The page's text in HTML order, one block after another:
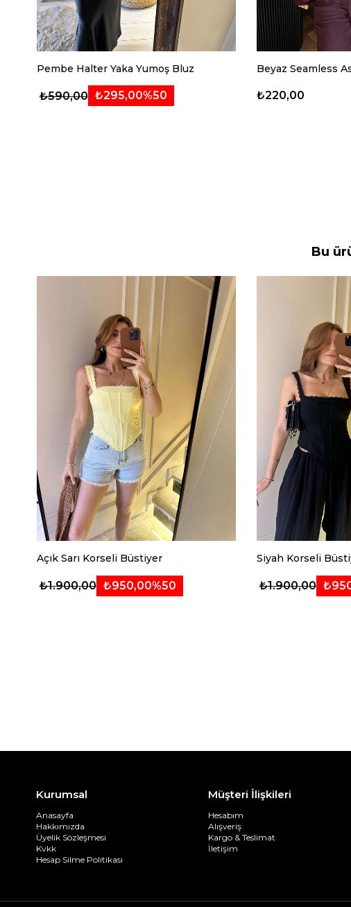
Pembe Halter Yaka Yumoş Bluz
₺295,00%50
₺590,00
Beyaz Seamless
₺220,00
Bu
Açık Sarı Korseli Büstiyer
₺950,00%50
₺1.900,00
Siyah Korseli
₺1.900,00
Kurumsal
Anasayfa
Hakkımızda
Üyelik Sözleşmesi
Kvkk
Hesap Silme Politikası
Müşteri İlişkileri
Hesabım
Alışveriş
Kargo & Teslimat
İletişim